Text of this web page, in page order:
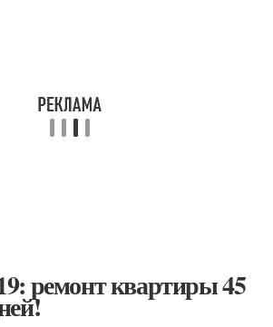
ремонт квартиры 45